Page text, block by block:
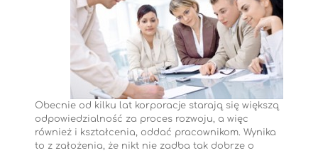
Obecnie od kilku lat korporacje starają się większą
odpowiedzialność za proces rozwoju, a więc
również i kształcenia, oddać pracownikom. Wynika
to z założenia, że nikt nie zadba tak dobrze o